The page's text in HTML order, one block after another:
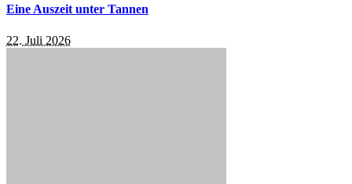
Eine Auszeit unter Tannen
22. Juli 2026